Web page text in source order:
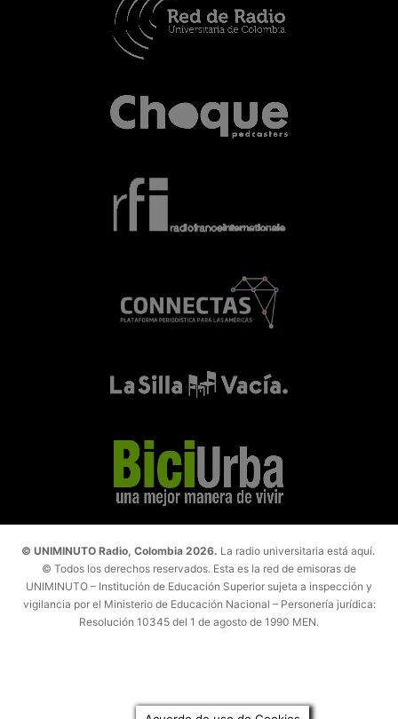
© UNIMINUTO Radio, Colombia 2026. La radio universitaria está aquí.
© Todos los derechos reservados. Esta es la red de emisoras de
UNIMINUTO – Institución de Educación Superior sujeta a inspección y
vigilancia por el Ministerio de Educación Nacional – Personería jurídica:
Resolución 10345 del 1 de agosto de 1990 MEN.